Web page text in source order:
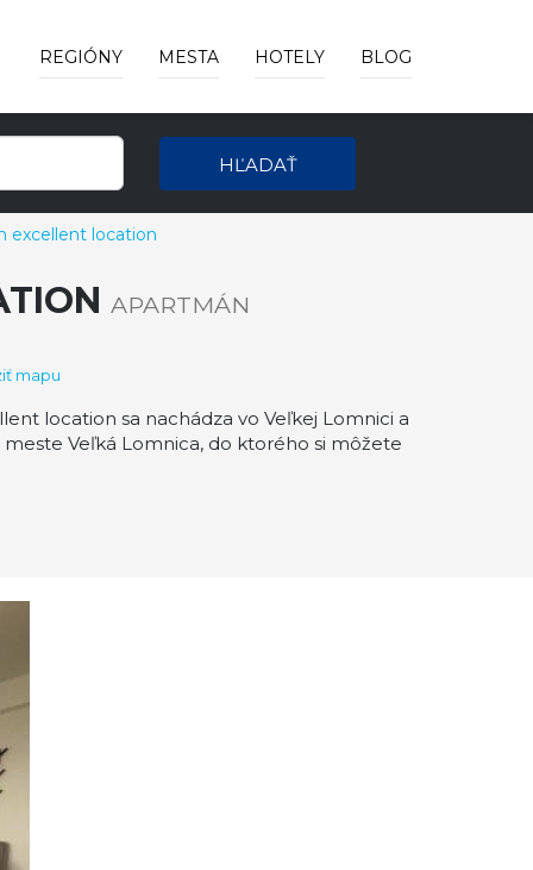
REGIÓNY MESTA HOTELY BLOG
HĽADAŤ
excellent location
APARTMÁN
mapu
location sa nachádza vo Veľkej Lomnici a
Veľká Lomnica, do ktorého si môžete